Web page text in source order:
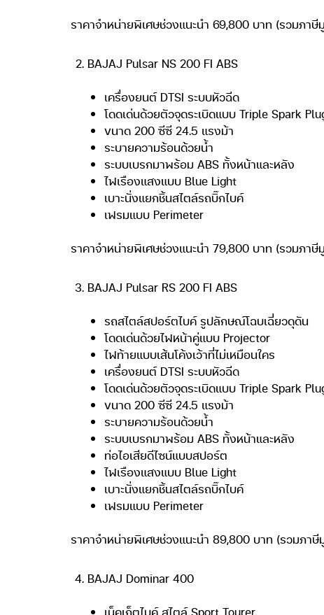
ราคาจำหน่ายพิเศษช่วงแนะนำ 69,800 บาท (รวมภาษี
BAJAJ Pulsar NS 200 FI ABS
เครื่องยนต์ DTSI ระบบหัวฉีด
โดดเด่นด้วยตัวจุดระเบิดแบบ Triple Spark
ขนาด 200 ซีซี 24.5 แรงม้า
ระบายความร้อนด้วยน้ำ
ระบบเบรกมาพร้อม ABS ทั้งหน้าและหลัง
ไฟเรืองแสงแบบ Blue Light
เบาะนั่งแยกชิ้นสไตล์รถบิ๊กไบค์
เฟรมแบบ Perimeter
ราคาจำหน่ายพิเศษช่วงแนะนำ 79,800 บาท (รวมภาษี
BAJAJ Pulsar RS 200 FI ABS
รถสไตล์สปอร์ตไบค์ รูปลักษณ์โฉบเฉี่ยวดุดัน
โดดเด่นด้วยไฟหน้าคู่แบบ Projector
ไฟท้ายแบบเส้นโค้งเว้าที่ไม่เหมือนใคร
เครื่องยนต์ DTSI ระบบหัวฉีด
โดดเด่นด้วยตัวจุดระเบิดแบบ Triple Spark
ขนาด 200 ซีซี 24.5 แรงม้า
ระบายความร้อนด้วยน้ำ
ระบบเบรกมาพร้อม ABS ทั้งหน้าและหลัง
ท่อไอเสียดีไซน์แบบสปอร์ต
ไฟเรืองแสงแบบ Blue Light
เบาะนั่งแยกชิ้นสไตล์รถบิ๊กไบค์
เฟรมแบบ Perimeter
ราคาจำหน่ายพิเศษช่วงแนะนำ 89,800 บาท (รวมภาษี
BAJAJ Dominar 400